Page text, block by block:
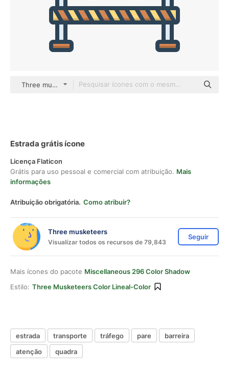
Three musketeers color lineal-color
Estrada grátis ícone
Licença Flaticon
Grátis para uso pessoal e comercial com atribuição. Mais
informações
Atribuição obrigatória. Como atribuir?
Three musketeers
Visualizar todos os recursos de 79,843
Seguir
Mais ícones do pacote Miscellaneous 296 Color Shadow
Estilo: Three Musketeers Color Lineal-Color
estrada transporte tráfego pare
barreira
atenção
quadra